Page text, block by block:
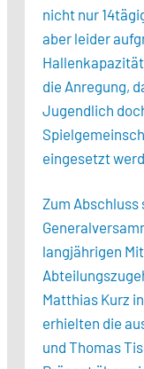
nicht nur
aber leider
die Anregung,
Jugendlich
eingesetzt
Zum Abschluss
langjährigen
Matthias Kurz
erhielten die
und Thomas